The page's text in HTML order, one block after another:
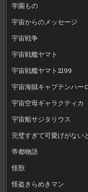
学園もの
宇宙からのメッセージ
宇宙戦争
宇宙戦艦ヤマト
宇宙戦艦ヤマト2199
宇宙海賊キャプテンハー
宇宙空母ギャラクティカ
宇宙船サジタリウス
完璧すぎて可愛げがない
帝都物語
怪獣
怪盗きらめきマン